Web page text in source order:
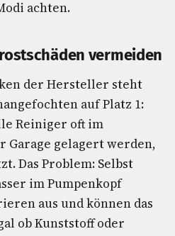
achten.
vermeiden
der Hersteller steht
auf Platz 1:
Reiniger oft im
Garage gelagert werden,
Das Problem: Selbst
im Pumpenkopf
aus und können das
ob Kunststoff oder